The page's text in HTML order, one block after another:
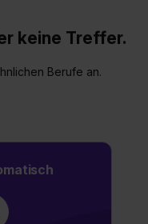
keine Treffer.
Berufe an.